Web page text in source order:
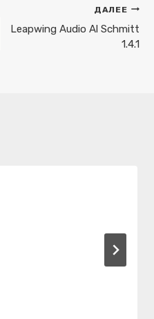
ДАЛЕЕ
Leapwing Audio Al Schmitt
1.4.1